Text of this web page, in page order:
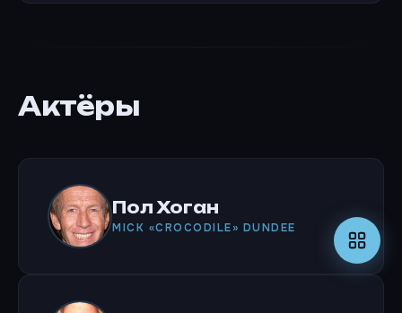
Актёры
Пол Хоган
MICK «CROCODILE» DUNDEE